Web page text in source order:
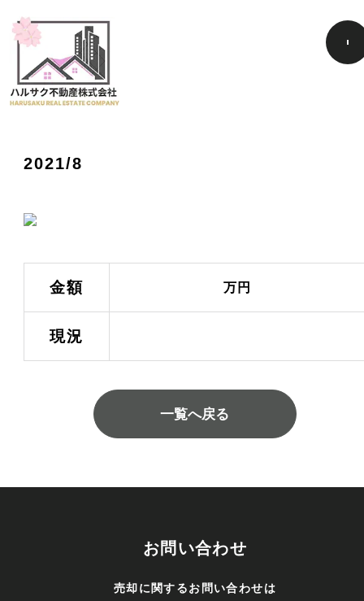
2021/8
金額 万円
現況
一覧へ戻る
お問い合わせ
売却に関するお問い合わせは